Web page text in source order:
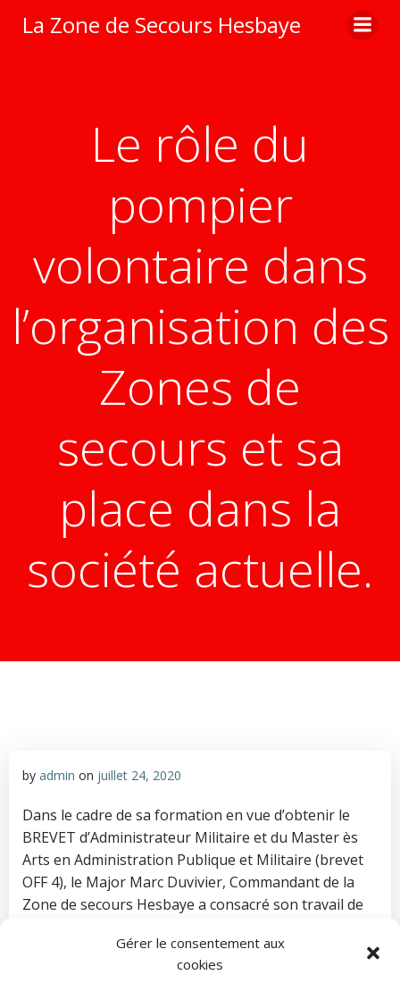
Gérer le consentement aux
cookies
au
La Zone de Secours Hesbaye
Le rôle du
pompier
volontaire dans
l’organisation des
Zones de
secours et sa
place dans la
société actuelle.
by admin on juillet 24, 2020
Dans le cadre de sa formation en vue d’obtenir le
BREVET d’Administrateur Militaire et du Master ès
Arts en Administration Publique et Militaire (brevet
OFF 4), le Major Marc Duvivier, Commandant de la
Zone de secours Hesbaye a consacré son travail de
Zones de secours mais également sa place dans la
société actuelle et sur la manière de valoriser cette